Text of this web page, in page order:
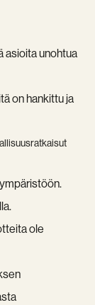
asioita unohtua
on hankittu ja
ole